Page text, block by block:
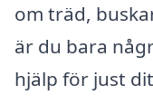
om träd,
är du bara
hjälp för just